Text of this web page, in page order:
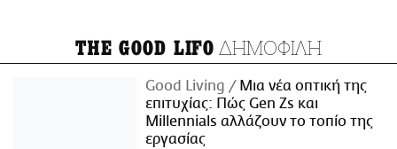
THE GOOD LIFO ΔΗΜΟΦΙΛΗ
Good Living
Μια νέα οπτική της
επιτυχίας: Πώς Gen Zs και
Millennials αλλάζουν το τοπίο της
εργασίας